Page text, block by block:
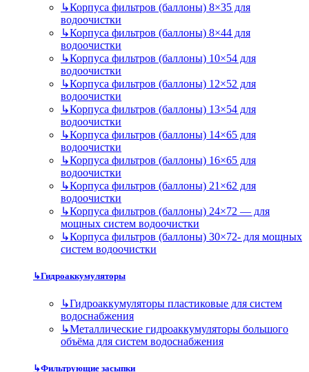
↳Корпуса фильтров (баллоны) 8×35 для
водоочистки
↳Корпуса фильтров (баллоны) 8×44 для
водоочистки
↳Корпуса фильтров (баллоны) 10×54 для
водоочистки
↳Корпуса фильтров (баллоны) 12×52 для
водоочистки
↳Корпуса фильтров (баллоны) 13×54 для
водоочистки
↳Корпуса фильтров (баллоны) 14×65 для
водоочистки
↳Корпуса фильтров (баллоны) 16×65 для
водоочистки
↳Корпуса фильтров (баллоны) 21×62 для
водоочистки
↳Корпуса фильтров (баллоны) 24×72 — для
мощных систем водоочистки
↳Корпуса фильтров (баллоны) 30×72- для мощных
систем водоочистки
↳Гидроаккумуляторы
↳Гидроаккумуляторы пластиковые для систем
водоснабжения
↳Металлические гидроаккумуляторы большого
объёма для систем водоснабжения
↳Фильтрующие засыпки